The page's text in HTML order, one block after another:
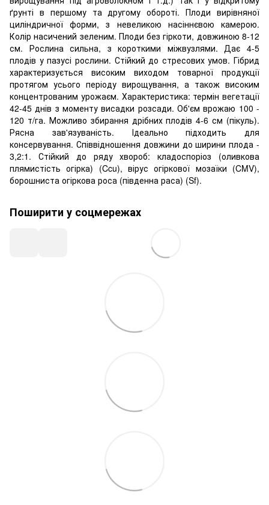
ґрунті в першому та другому обороті. Плоди вирівняної
циліндричної форми, з невеликою насіннєвою камерою.
Колір насичений зеленим. Плоди без гіркоти, довжиною 8-12
см. Рослина сильна, з короткими міжвузлями. Дає 4-5
плодів у пазусі рослини. Стійкий до стресових умов. Гібрид
характеризується високим виходом товарної продукції
протягом усього періоду вирощування, а також високим
концентрованим урожаєм. Характеристика: термін вегетації
42-45 днів з моменту висадки розсади. Об'єм врожаю 100 -
120 т/га. Можливо збирання дрібних плодів 4-6 см (пікуль).
Рясна зав'язуваність. Ідеально підходить для
консервування. Співвідношення довжини до ширини плода -
3,2:1. Стійкий до ряду хвороб: кладоспоріоз (оливкова
плямистість огірка) (Ccu), вірус огіркової мозаїки (CMV),
борошниста огіркова роса (південна раса) (Sf).
Поширити у соцмережах